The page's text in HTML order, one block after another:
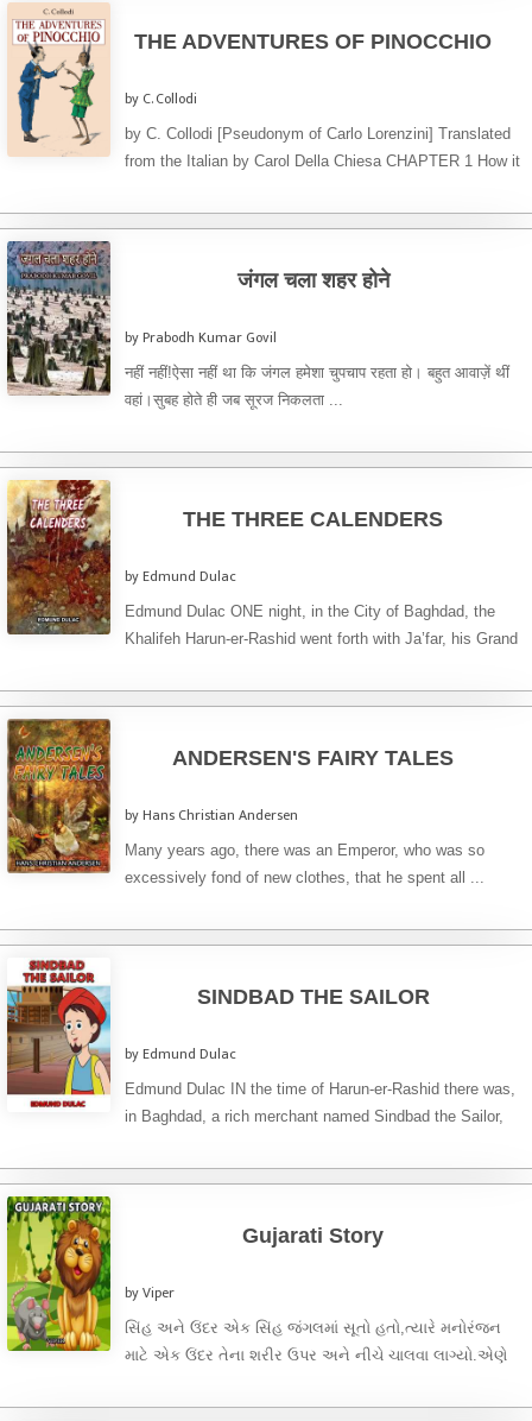
THE ADVENTURES OF PINOCCHIO
by C. Collodi
by C. Collodi [Pseudonym of Carlo Lorenzini] Translated
from the Italian by Carol Della Chiesa CHAPTER 1 How it
जंगल चला शहर होने
by Prabodh Kumar Govil
नहीं नहीं!ऐसा नहीं था कि जंगल हमेशा चुपचाप रहता हो। बहुत आवाज़ें थीं
वहां।सुबह होते ही जब सूरज निकलता ...
THE THREE CALENDERS
by Edmund Dulac
Edmund Dulac ONE night, in the City of Baghdad, the
Khalifeh Harun-er-Rashid went forth with Ja’far, his Grand
ANDERSEN'S FAIRY TALES
by Hans Christian Andersen
Many years ago, there was an Emperor, who was so
excessively fond of new clothes, that he spent all ...
SINDBAD THE SAILOR
by Edmund Dulac
Edmund Dulac IN the time of Harun-er-Rashid there was,
in Baghdad, a rich merchant named Sindbad the Sailor,
Gujarati Story
by Viper
સિંહ અને ઉંદર એક સિંહ જંગલમાં સૂતો હતો,ત્યારે મનોરંજન
માટે એક ઉંદર તેના શરીર ઉપર અને નીચે ચાલવા લાગ્યો.એણે